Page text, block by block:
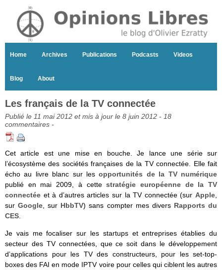
Home Archives Publications Podcasts Videos
Blog About
Les français de la TV connectée
Publié le 11 mai 2012 et mis à jour le 8 juin 2012 - 18
commentaires -
Cet article est une mise en bouche. Je lance une série sur
l’écosystème des sociétés françaises de la TV connectée. Elle fait
écho au livre blanc sur lesopportunités de la TV numérique
publié en mai 2009, à cettestratégie européenne de la TV
connectée et à d’autres articles sur la TV connectée (sur Apple
surGoogle , sur HbbTV) sans compter mes divers Rapports du
CES
Je vais me focaliser sur les startups et entreprises établies du
secteur des TV connectées, que ce soit dans le développement
d’applications pour les TV des constructeurs, pour les set-top-
boxes des FAI en mode IPTV voire pour celles qui ciblent les autres